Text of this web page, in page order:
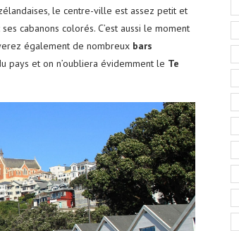
le centre-ville est assez petit et
cabanons colorés. C’est aussi le moment
également de nombreux bars
pays et on n’oubliera évidemment le Te